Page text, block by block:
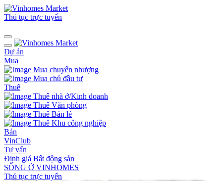
Thủ tục trực tuyến
Dự án
Mua
Mua chuyển nhượng
Mua chủ đầu tư
Thuê
Thuê nhà ở/Kinh doanh
Thuê Văn phòng
Thuê Bán lẻ
Thuê Khu công nghiệp
Bán
VinClub
Tư vấn
Định giá Bất động sản
SỐNG Ở VINHOMES
Thủ tục trực tuyến